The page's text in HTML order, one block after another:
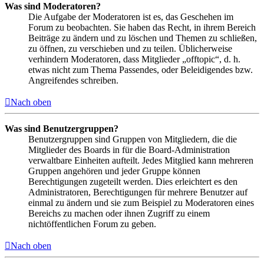
Was sind Moderatoren?
Die Aufgabe der Moderatoren ist es, das Geschehen im
Forum zu beobachten. Sie haben das Recht, in ihrem Bereich
Beiträge zu ändern und zu löschen und Themen zu schließen,
zu öffnen, zu verschieben und zu teilen. Üblicherweise
verhindern Moderatoren, dass Mitglieder „offtopic“, d. h.
etwas nicht zum Thema Passendes, oder Beleidigendes bzw.
Angreifendes schreiben.
Nach oben
Was sind Benutzergruppen?
Benutzergruppen sind Gruppen von Mitgliedern, die die
Mitglieder des Boards in für die Board-Administration
verwaltbare Einheiten aufteilt. Jedes Mitglied kann mehreren
Gruppen angehören und jeder Gruppe können
Berechtigungen zugeteilt werden. Dies erleichtert es den
Administratoren, Berechtigungen für mehrere Benutzer auf
einmal zu ändern und sie zum Beispiel zu Moderatoren eines
Bereichs zu machen oder ihnen Zugriff zu einem
nichtöffentlichen Forum zu geben.
Nach oben